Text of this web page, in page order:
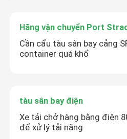
Xe tải chở hàng
Cổng trục di động
Hãng vận chuyển Port
Cần cẩu tàu sân bay cảng
container quá khổ
tàu sân bay điện
Xe tải chở hàng bằng điện
để xử lý tải nặng